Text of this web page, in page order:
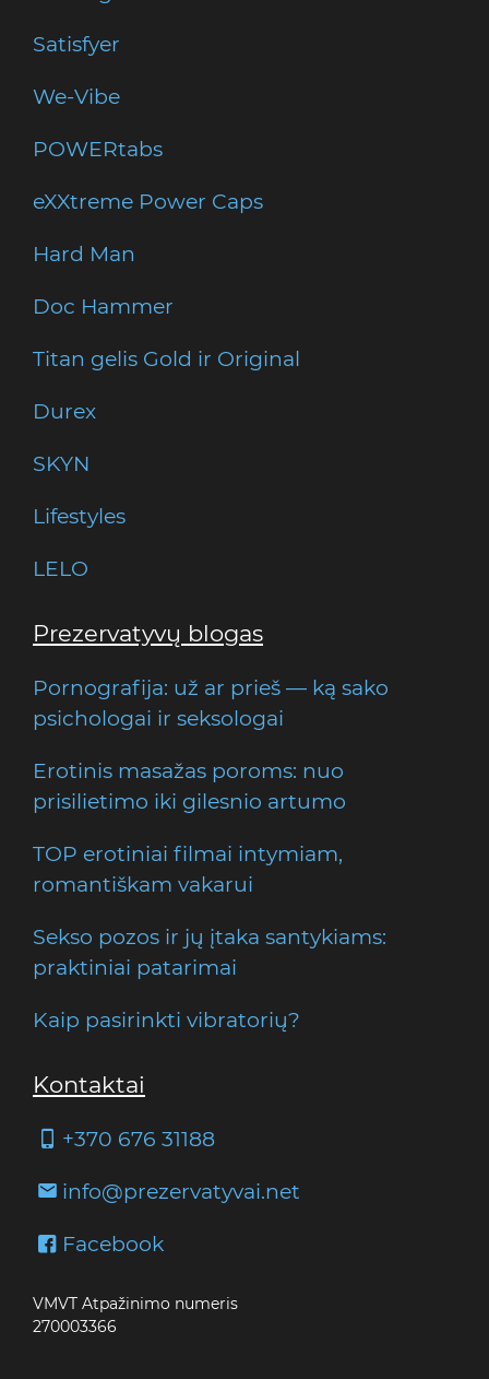
Satisfyer
We-Vibe
POWERtabs
eXXtreme Power Caps
Hard Man
Doc Hammer
Titan gelis Gold ir Original
Durex
SKYN
Lifestyles
LELO
Prezervatyvų blogas
Pornografija: už ar prieš — ką sako
psichologai ir seksologai
Erotinis masažas poroms: nuo
prisilietimo iki gilesnio artumo
TOP erotiniai filmai intymiam,
romantiškam vakarui
Sekso pozos ir jų įtaka santykiams:
praktiniai patarimai
Kaip pasirinkti vibratorių?
Kontaktai
+370 676 31188
info@prezervatyvai.net
Facebook
VMVT Atpažinimo numeris
270003366